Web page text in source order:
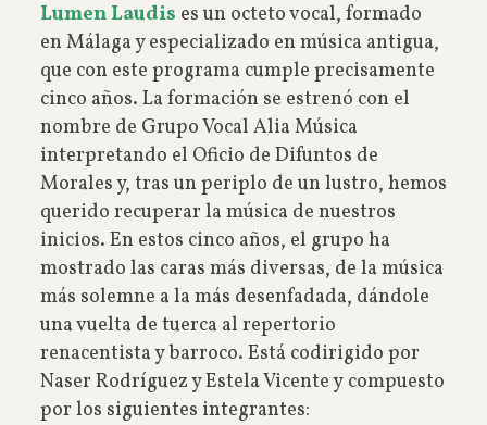
Lumen Laudis es un octeto vocal, formado
en Málaga y especializado en música antigua,
que con este programa cumple precisamente
cinco años. La formación se estrenó con el
nombre de Grupo Vocal Alia Música
interpretando el Oficio de Difuntos de
Morales y, tras un periplo de un lustro, hemos
querido recuperar la música de nuestros
inicios. En estos cinco años, el grupo ha
mostrado las caras más diversas, de la música
más solemne a la más desenfadada, dándole
una vuelta de tuerca al repertorio
renacentista y barroco. Está codirigido por
Naser Rodríguez y Estela Vicente y compuesto
por los siguientes integrantes: